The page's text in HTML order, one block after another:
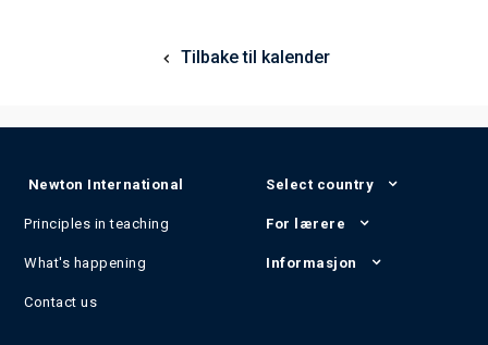
Tilbake til kalender
Newton International
Principles in teaching
What's happening
Contact us
Select country
For lærere
Informasjon